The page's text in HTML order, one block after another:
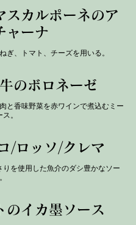
スカルポーネのア
ャーナ
ぎ、トマト、チーズを用いる。
のボロネーゼ
と香味野菜を赤ワインで煮込むミー
。
/ロッソ/クレマ
を使用した魚介のダシ豊かなソー
のイカ墨ソース